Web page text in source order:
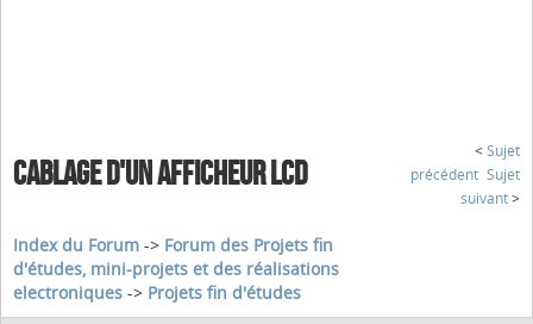
CABLAGE D'UN AFFICHEUR LCD
< Sujet
précédent Sujet
suivant >
Index du Forum -> Forum des Projets fin
d'études, mini-projets et des réalisations
electroniques -> Projets fin d'études